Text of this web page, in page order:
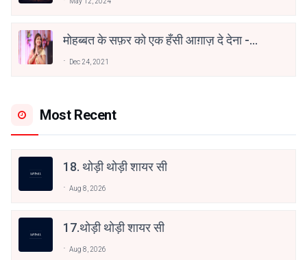
मोहब्बत के सफ़र को एक हँसी आग़ाज़ दे देना -
Dec 24, 2021
Most Recent
18. थोड़ी थोड़ी शायर सी
Aug 8, 2026
17.थोड़ी थोड़ी शायर सी
Aug 8, 2026